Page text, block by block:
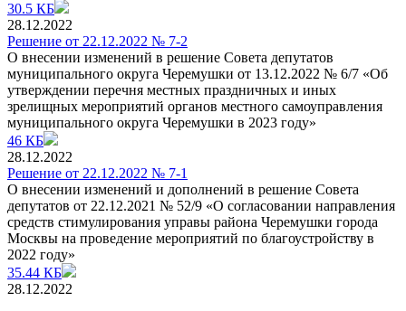
30.5 КБ
28.12.2022
Решение от 22.12.2022 № 7-2
О внесении изменений в решение Совета депутатов
муниципального округа Черемушки от 13.12.2022 № 6/7 «Об
утверждении перечня местных праздничных и иных
зрелищных мероприятий органов местного самоуправления
муниципального округа Черемушки в 2023 году»
46 КБ
28.12.2022
Решение от 22.12.2022 № 7-1
О внесении изменений и дополнений в решение Совета
депутатов от 22.12.2021 № 52/9 «О согласовании направления
средств стимулирования управы района Черемушки города
Москвы на проведение мероприятий по благоустройству в
2022 году»
35.44 КБ
28.12.2022